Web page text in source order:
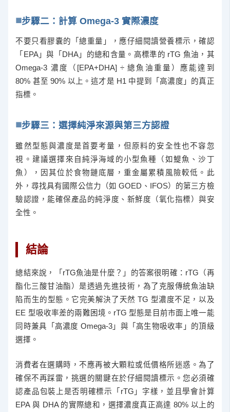
步驟二：計算 Omega-3 實際濃度
不要只看膠囊的「總重量」，應仔細閱讀營養標示，確認
「EPA」與「DHA」的總和含量。高標準的 rTG 魚油，其
Omega-3 濃度（[EPA+DHA] ÷ 總魚油重量）應能達到
80% 甚至 90% 以上。這才是 H1 中提到「高濃度」的真正
指標。
步驟三：選擇純淨來源與第三方認證
雖然型態與濃度是首要考量，但原料的安全性也不容忽
視。建議選擇來自純淨海域的小型魚種（如鯷魚、沙丁
魚），因其位於食物鏈底層，重金屬累積風險較低。此
外，尋找具有國際公信力（如 GOED、IFOS）的第三方檢
驗認證，能確保產品的純淨度、新鮮度（氧化指標）與安
全性。
結論
總結來說，「rTG魚油是什麼？」的答案很明確：rTG（再
酯化三酸甘油酯）是透過先進技術，為了克服傳統魚油缺
陷而生的型態。它完美解決了天然 TG 型濃度不足，以及
EE 型吸收率差的兩難困境。rTG 型態是目前市面上唯一能
同時兼具「高濃度 Omega-3」與「高生物吸收率」的頂級
選擇。
消費者在選購時，不應再被大顆粒或低價格所迷惑。為了
確保不再踩雷，挑選的關鍵在於仔細閱讀標示。您必須確
認產品包裝上是否明確標示「rTG」字樣，並且學會計算
EPA 與 DHA 的實際總和，選擇濃度真正高達 80% 以上的